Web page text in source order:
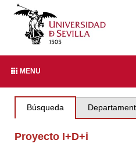
MENU
Búsqueda
Proyecto I+D+i